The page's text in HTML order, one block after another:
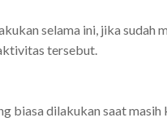
selama ini, jika sudah
tersebut.
biasa dilakukan saat